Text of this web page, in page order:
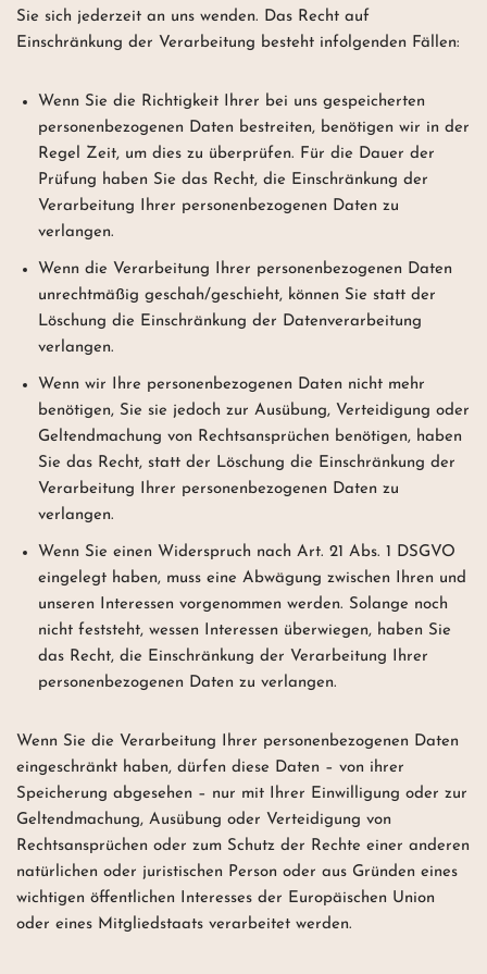
Sie sich jederzeit an uns wenden. Das Recht auf
Einschränkung der Verarbeitung besteht infolgenden Fällen:
Wenn Sie die Richtigkeit Ihrer bei uns gespeicherten
personenbezogenen Daten bestreiten, benötigen wir in der
Regel Zeit, um dies zu überprüfen. Für die Dauer der
Prüfung haben Sie das Recht, die Einschränkung der
Verarbeitung Ihrer personenbezogenen Daten zu
verlangen.
Wenn die Verarbeitung Ihrer personenbezogenen Daten
unrechtmäßig geschah/geschieht, können Sie statt der
Löschung die Einschränkung der Datenverarbeitung
verlangen.
Wenn wir Ihre personenbezogenen Daten nicht mehr
benötigen, Sie sie jedoch zur Ausübung, Verteidigung oder
Geltendmachung von Rechtsansprüchen benötigen, haben
Sie das Recht, statt der Löschung die Einschränkung der
Verarbeitung Ihrer personenbezogenen Daten zu
verlangen.
Wenn Sie einen Widerspruch nach Art. 21 Abs. 1 DSGVO
eingelegt haben, muss eine Abwägung zwischen Ihren und
unseren Interessen vorgenommen werden. Solange noch
nicht feststeht, wessen Interessen überwiegen, haben Sie
das Recht, die Einschränkung der Verarbeitung Ihrer
personenbezogenen Daten zu verlangen.
Wenn Sie die Verarbeitung Ihrer personenbezogenen Daten
eingeschränkt haben, dürfen diese Daten – von ihrer
Speicherung abgesehen – nur mit Ihrer Einwilligung oder zur
Geltendmachung, Ausübung oder Verteidigung von
Rechtsansprüchen oder zum Schutz der Rechte einer anderen
natürlichen oder juristischen Person oder aus Gründen eines
wichtigen öffentlichen Interesses der Europäischen Union
oder eines Mitgliedstaats verarbeitet werden.